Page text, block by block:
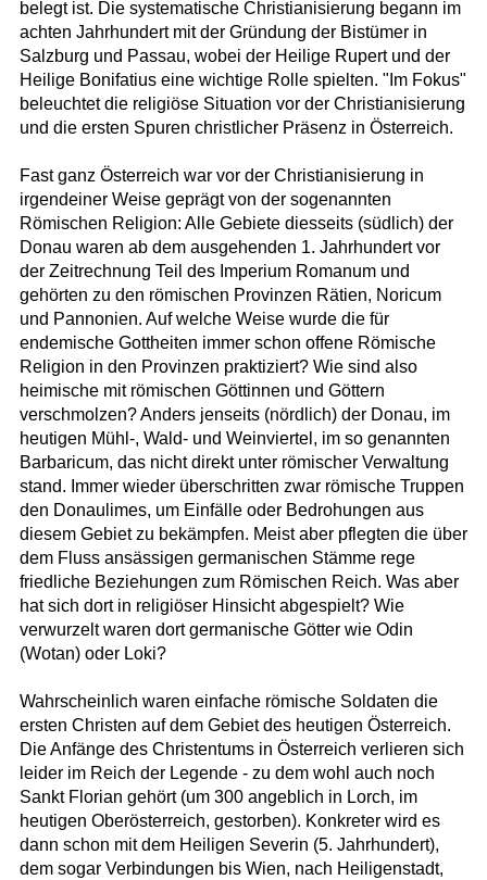
belegt ist. Die systematische Christianisierung begann im
achten Jahrhundert mit der Gründung der Bistümer in
Salzburg und Passau, wobei der Heilige Rupert und der
Heilige Bonifatius eine wichtige Rolle spielten. "Im Fokus"
beleuchtet die religiöse Situation vor der Christianisierung
und die ersten Spuren christlicher Präsenz in Österreich.
Fast ganz Österreich war vor der Christianisierung in
irgendeiner Weise geprägt von der sogenannten
Römischen Religion: Alle Gebiete diesseits (südlich) der
Donau waren ab dem ausgehenden 1. Jahrhundert vor
der Zeitrechnung Teil des Imperium Romanum und
gehörten zu den römischen Provinzen Rätien, Noricum
und Pannonien. Auf welche Weise wurde die für
endemische Gottheiten immer schon offene Römische
Religion in den Provinzen praktiziert? Wie sind also
heimische mit römischen Göttinnen und Göttern
verschmolzen? Anders jenseits (nördlich) der Donau, im
heutigen Mühl-, Wald- und Weinviertel, im so genannten
Barbaricum, das nicht direkt unter römischer Verwaltung
stand. Immer wieder überschritten zwar römische Truppen
den Donaulimes, um Einfälle oder Bedrohungen aus
diesem Gebiet zu bekämpfen. Meist aber pflegten die über
dem Fluss ansässigen germanischen Stämme rege
friedliche Beziehungen zum Römischen Reich. Was aber
hat sich dort in religiöser Hinsicht abgespielt? Wie
verwurzelt waren dort germanische Götter wie Odin
(Wotan) oder Loki?
Wahrscheinlich waren einfache römische Soldaten die
ersten Christen auf dem Gebiet des heutigen Österreich.
Die Anfänge des Christentums in Österreich verlieren sich
leider im Reich der Legende - zu dem wohl auch noch
Sankt Florian gehört (um 300 angeblich in Lorch, im
heutigen Oberösterreich, gestorben). Konkreter wird es
dann schon mit dem Heiligen Severin (5. Jahrhundert),
dem sogar Verbindungen bis Wien, nach Heiligenstadt,